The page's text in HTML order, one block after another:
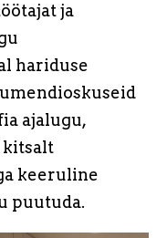
ja
hariduse
ajalugu,
kitsalt
keeruline
puutuda.